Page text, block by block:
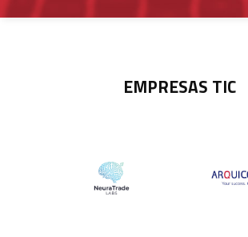
EMPRESAS TIC